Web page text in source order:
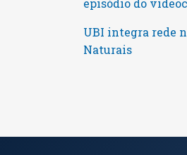
UBI integra rede
Naturais